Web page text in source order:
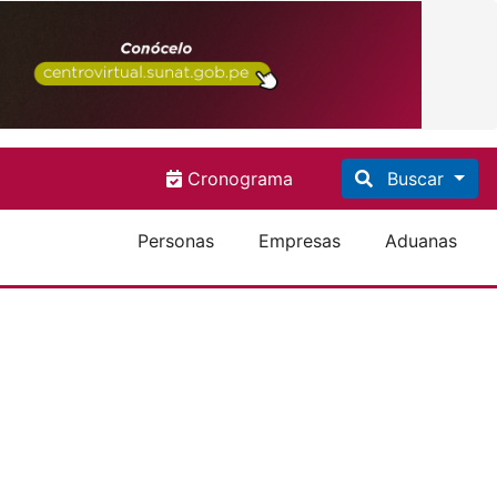
Cronograma Buscar
Personas Empresas Aduanas